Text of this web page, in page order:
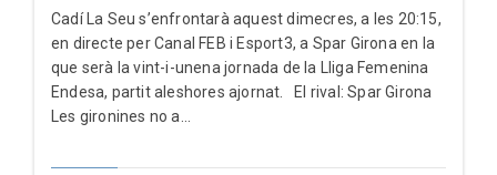
Cadí La Seu s’enfrontarà aquest dimecres, a les 20:15,
en directe per Canal FEB i Esport3, a Spar Girona en la
que serà la vint-i-unena jornada de la Lliga Femenina
Endesa, partit aleshores ajornat. El rival: Spar Girona
Les gironines no a...